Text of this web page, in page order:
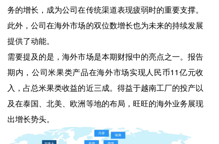
务的增长，成为公司在传统渠道表现疲弱时的重要支撑。
此外，公司在海外市场的双位数增长也为未来的持续发展
提供了动能。
需要提及的是，海外市场是本期财报中的亮点之一。报告
期内，公司米果类产品在海外市场实现人民币11亿元收
入，占总米果类收益的近三成。得益于越南工厂的投产以
及在泰国、北美、欧洲等地的布局，旺旺的海外业务展现
出增长势头。